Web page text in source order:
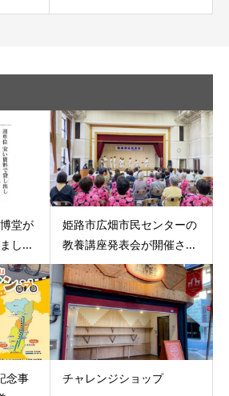
堂が
し...
姫路市広畑市民センターの
教養講座発表会が開催さ...
念事
チャレンジショップ